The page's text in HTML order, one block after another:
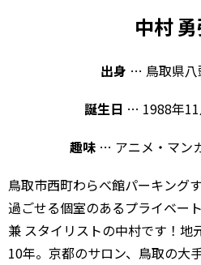
中村
出身 … 鳥取県八
誕生日 … 1988年
趣味… アニメ・マン
鳥取市西町わらべ館パーキング
過ごせる個室のあるプライベー
兼 スタイリストの中村です！地
10年。京都のサロン、鳥取の大